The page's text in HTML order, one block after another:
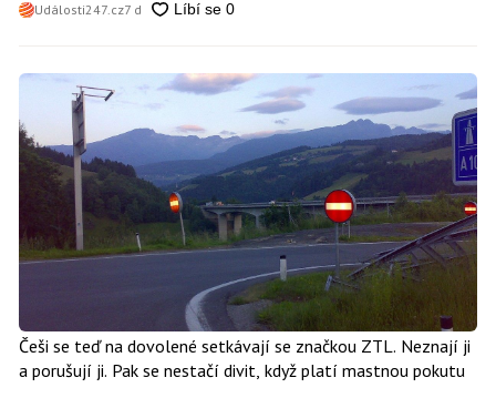
Události247.cz7 d
Češi se teď na dovolené setkávají se značkou ZTL. Neznají ji
a porušují ji. Pak se nestačí divit, když platí mastnou pokutu